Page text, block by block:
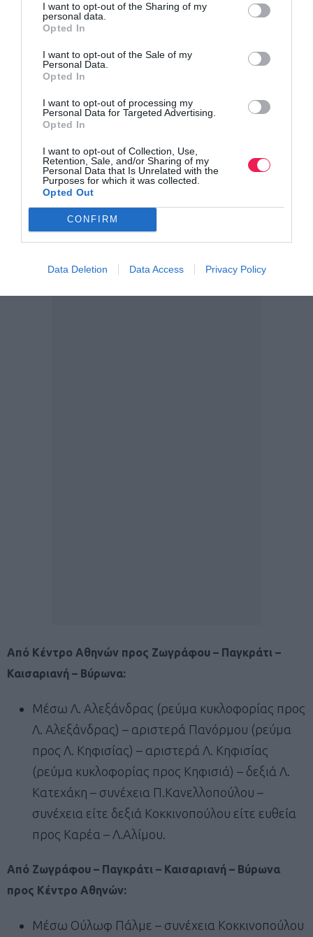
I want to opt-out of the Sharing of my
personal data.
Opted In
I want to opt-out of the Sale of my
Personal Data.
Opted In
I want to opt-out of processing my
Personal Data for Targeted Advertising.
Opted In
I want to opt-out of Collection, Use,
Retention, Sale, and/or Sharing of my
Personal Data that Is Unrelated with the
Purposes for which it was collected.
Opted Out
CONFIRM
Data Deletion Data Access Privacy Policy
της Πυροσβεστικής Υπηρεσίας και του Ε.Κ.Α.Β.).
Λ. Βασ. Κων/νου – Βασ. Γεωργίου.
Εναλλακτικές διαδρομές
Λόγω των ανωτέρω κυκλοφοριακών ρυθμίσεων, οι οδηγοί
ακολουθούν τα παρακάτω ενδεικτικά εναλλακτικά
δρομολόγια:
Από Κέντρο Αθηνών προς Ζωγράφου – Παγκράτι –
Καισαριανή – Βύρωνα:
Μέσω Λ. Αλεξάνδρας (ρεύμα κυκλοφορίας προς
Λ. Αλεξάνδρας) – αριστερά Πανόρμου (ρεύμα
προς Λ. Κηφισίας) – αριστερά Λ. Κηφισίας
(ρεύμα κυκλοφορίας προς Κηφισιά) – δεξιά Λ.
Κατεχάκη – συνέχεια Π.Κανελλοπούλου –
συνέχεια είτε δεξιά Κοκκινοπούλου είτε ευθεία
προς Καρέα – Λ.Αλίμου.
Από Ζωγράφου – Παγκράτι – Καισαριανή – Βύρωνα
προς Κέντρο Αθηνών:
Μέσω Ούλωφ Πάλμε – συνέχεια Κοκκινοπούλου